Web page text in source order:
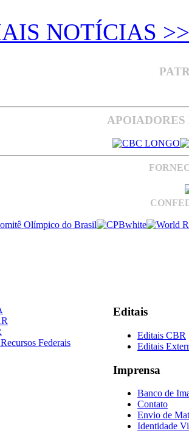
NOTÍCIAS >>
Federais
Editais
Editais CBR
Editais
Imprensa
Banco de
Contato
Envio de
Identidade